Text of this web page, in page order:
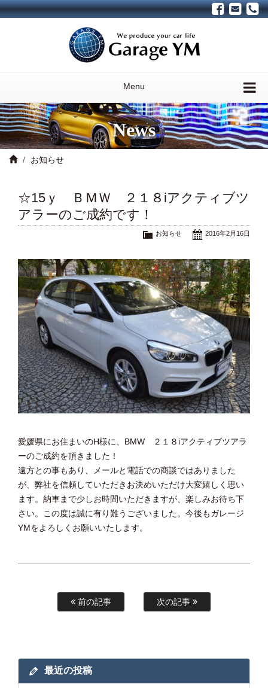
Menu
News
お知らせ
☆15ｙ ＢＭＷ ２１８iアクティブツ
アラーのご成約です！
2016年2月16日
お知らせ
愛媛県にお住まいのH様に、BMW ２１８iアクティブツアラ
ーのご成約を頂きました！
遠方との事もあり、メールと電話での商談ではありました
が、弊社を信頼していただきお決めいただけ大変嬉しく思い
ます。納車まで少しお時間いただきますが、楽しみお待ち下
さい。この度は誠に有り難うございました。今後もガレージ
YMをよろしくお願いいたします。
前の記事 次の記事
最近の投稿